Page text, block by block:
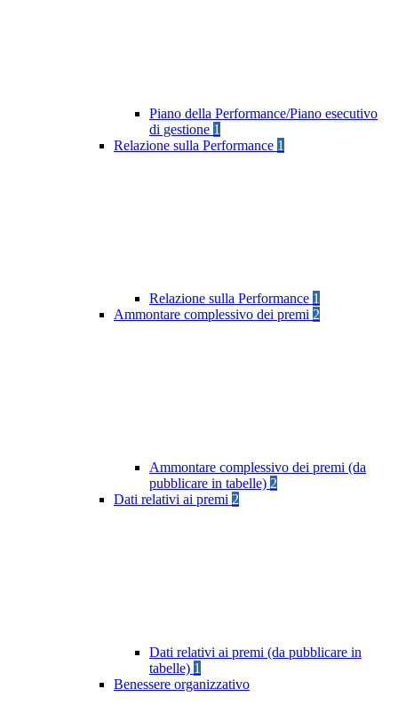
Piano della Performance/Piano esecutivo
di gestione 1
Relazione sulla Performance 1
Relazione sulla Performance 1
Ammontare complessivo dei premi 2
Ammontare complessivo dei premi (da
pubblicare in tabelle) 2
Dati relativi ai premi 2
Dati relativi ai premi (da pubblicare in
tabelle) 1
Benessere organizzativo